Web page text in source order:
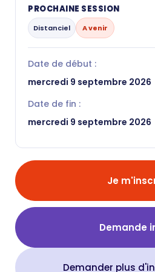
PROCHAINE SESSION
Distanciel A venir
Date de début :
mercredi 9 septembre 2026
Date de fin :
mercredi 9 septembre 2026
Je
Demande
Demander plus